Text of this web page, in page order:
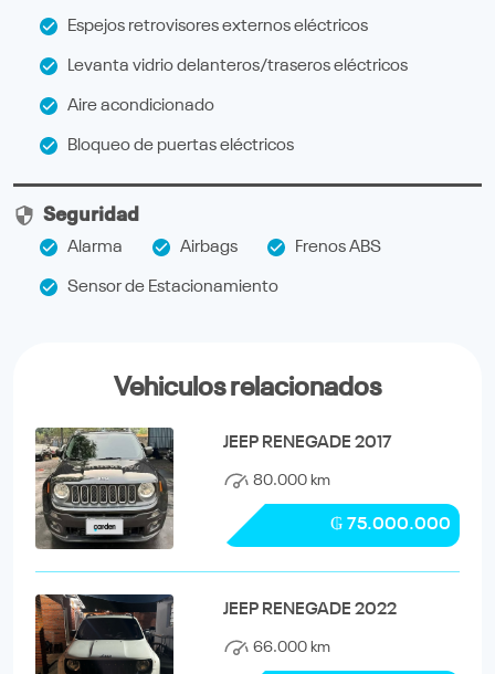
Espejos retrovisores externos eléctricos
Levanta vidrio delanteros/traseros eléctricos
Aire acondicionado
Bloqueo de puertas eléctricos
Seguridad
Alarma Airbags Frenos ABS
Sensor de Estacionamiento
Vehiculos relacionados
JEEP RENEGADE 2017
80.000 km
₲ 75.000.000
JEEP RENEGADE 2022
66.000 km